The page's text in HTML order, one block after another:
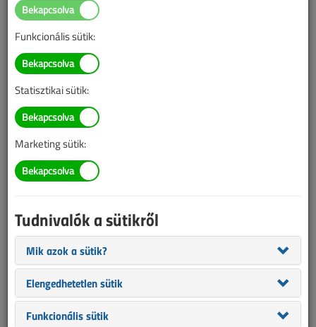
Lapszám:
Biztonságtechnika
Tíz hiba, amit valaki már
elkövetett kamerarendszer
2024/11. lapszám | Szűcs Attila
Funkcionális sütik:
Statisztikai sütik:
Marketing sütik:
Tudnivalók a sütikről
Mik azok a sütik?
Elengedhetetlen sütik
Funkcionális sütik